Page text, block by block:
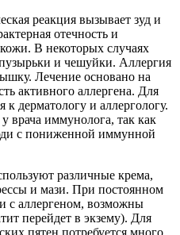
реакция вызывает зуд и
отечность и
В некоторых случаях
и чешуйки. Аллергия
Лечение основано на
активного аллергена. Для
к дерматологу и аллергологу.
врача иммунолога, так как
с пониженной иммунной
различные крема,
и мази. При постоянном
с аллергеном, возможны
перейдет в экзему). Для
пятен потребуется много